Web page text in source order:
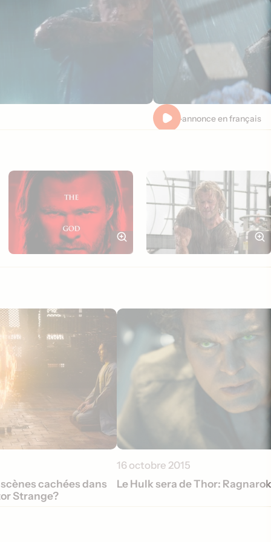
Bande-annonce en français
cachées dans
Strange?
16 octobre 2015
Le Hulk sera de Thor: Ragnarok